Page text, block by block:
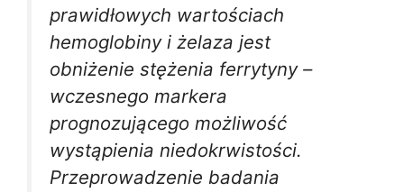
prawidłowych wartościach
hemoglobiny i żelaza jest
obniżenie stężenia ferrytyny –
wczesnego markera
prognozującego możliwość
wystąpienia niedokrwistości.
Przeprowadzenie badania